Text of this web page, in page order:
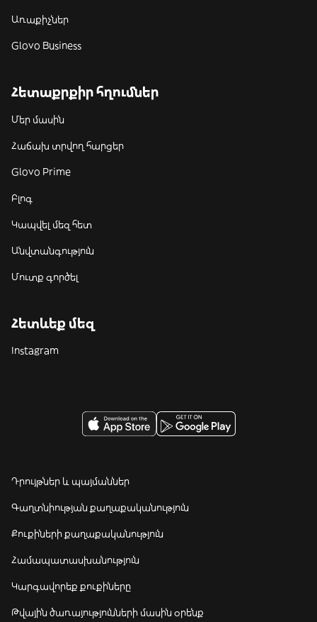
Առաքիչներ
Glovo Business
Հետաքրքիր հղումներ
Մեր մասին
Հաճախ տրվող հարցեր
Glovo Prime
Բլոգ
Կապվել մեզ հետ
Անվտանգություն
Մուտք գործել
Հետևեք մեզ
Instagram
Դրույթներ և պայմաններ
Գաղտնիության քաղաքականություն
Քուքիների քաղաքականություն
Համապատասխանություն
Կարգավորեք քուքիները
Թվային ծառայությունների մասին օրենք